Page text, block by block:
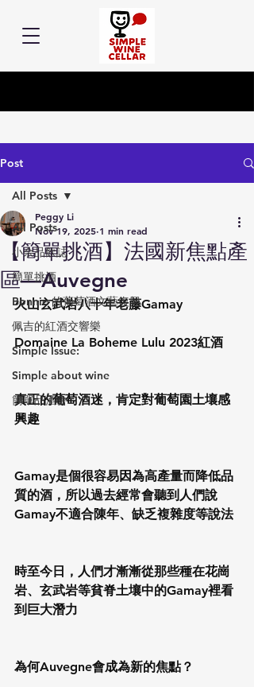
Post
All Posts
小余品飲誌
簡單挑酒
Bonnie 的葡萄酒文藝復興
佩吉的紅酒交響樂
Simple Issue:
Simple about wine
簡單品酒會
All Posts
【簡單挑酒】法國新焦點產
區—Auvegne
Peggy Li
Nov 19, 2025 1 min read
火山玄武岩八十年老藤Gamay
Domaine La Boheme Lulu 2023紅酒
真正的葡萄酒迷，肯定對葡萄園土壤感
興趣
Gamay是個很容易因為高產量而降低品
質的酒，所以過去經常會聽到人們說
Gamay不適合陳年、缺乏複雜度等說法
時至今日，人們才漸漸從那些種在花崗
岩、玄武岩等貧脊土壤中的Gamay裡看
到巨大潛力
為何Auvegne會成為新的焦點？